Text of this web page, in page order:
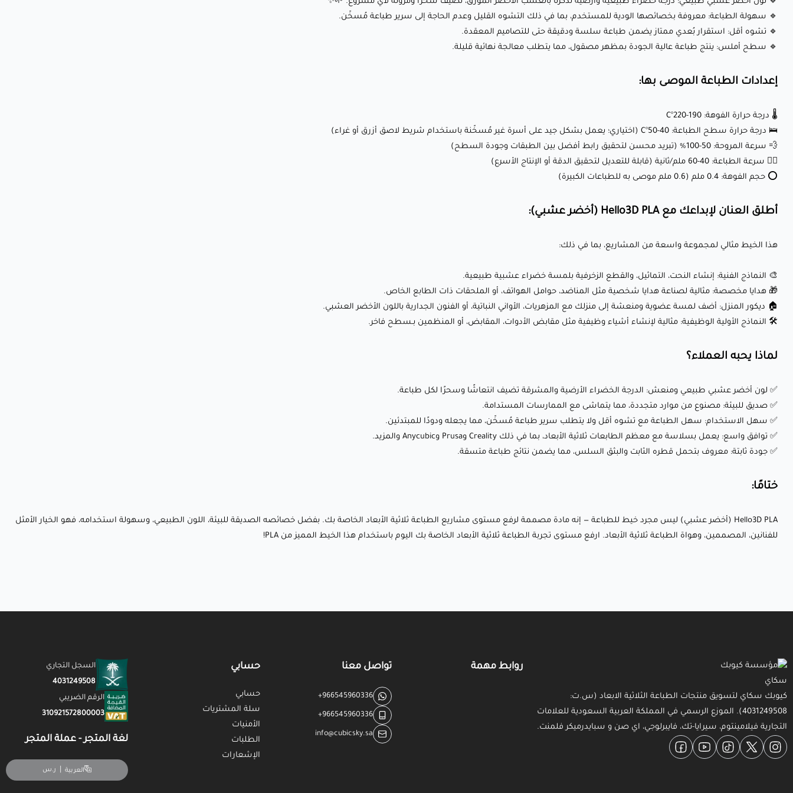
حتى للتصاميم المعقدة.
🔹 سطح أملس: ينتج طباعة عالية الجودة بمظهر مصقول، مما
يتطلب معالجة نهائية قليلة.
🌡️ درجة حرارة الفوهة: 190-220°C
أطلق العنان لإبداعك مع Hello3D PLA (أخضر
عشبي):
🎨 النماذج الفنية: إنشاء النحت، التماثيل، والقطع الزخرفية بلمسة
خضراء عشبية طبيعية.
🎁 هدايا مخصصة: مثالية لصناعة هدايا شخصية مثل المناضد،
العشبي.
🛠️ النماذج الأولية الوظيفية: مثالية لإنشاء أشياء وظيفية مثل
✅ صديق للبيئة: مصنوع من موارد متجددة، مما يتماشى مع
✅ سهل الاستخدام: سهل الطباعة مع تشوه أقل ولا يتطلب
سرير طباعة مُسخّن، مما يجعله ودودًا للمبتدئين.
🔹 سهولة الطباعة: معروفة بخصائصها الودية للمستخدم، بما في ذلك التشوه القليل وعدم الحاجة إلى سرير طباعة مُسخّن.
🔹 تشوه أقل: استقرار بُعدي ممتاز يضمن طباعة سلسة ودقيقة حتى للتصاميم المعقدة.
🔹 سطح أملس: ينتج طباعة عالية الجودة بمظهر مصقول، مما يتطلب معالجة نهائية قليلة.
إعدادات الطباعة الموصى بها:
🌡️ درجة حرارة الفوهة: 190-220°C
🛌 درجة حرارة سطح الطباعة: 40-50°C (اختياري؛ يعمل بشكل جيد على أسرة غير مُسخّنة باستخدام شريط لاصق أزرق أو غراء)
💨 سرعة المروحة: 50-100% (تبريد محسن لتحقيق رابط أفضل بين الطبقات وجودة السطح)
🏃‍♂️ سرعة الطباعة: 40-60 ملم/ثانية (قابلة للتعديل لتحقيق الدقة أو الإنتاج الأسرع)
⭕ حجم الفوهة: 0.4 ملم (0.6 ملم موصى به للطباعات الكبيرة)
أطلق العنان لإبداعك مع Hello3D PLA (أخضر عشبي):
هذا الخيط مثالي لمجموعة واسعة من المشاريع، بما في ذلك:
🎨 النماذج الفنية: إنشاء النحت، التماثيل، والقطع الزخرفية بلمسة خضراء عشبية طبيعية.
🎁 هدايا مخصصة: مثالية لصناعة هدايا شخصية مثل المناضد، حوامل الهواتف، أو الملحقات ذات الطابع الخاص.
🏠 ديكور المنزل: أضف لمسة عضوية ومنعشة إلى منزلك مع المزهريات، الأواني النباتية، أو الفنون الجدارية باللون الأخضر العشبي.
🛠️ النماذج الأولية الوظيفية: مثالية لإنشاء أشياء وظيفية مثل مقابض الأدوات، المقابض، أو المنظمين بـسطح فاخر.
لماذا يحبه العملاء؟
✅ لون أخضر عشبي طبيعي ومنعش: الدرجة الخضراء الأرضية والمشرقة تضيف انتعاشًا وسحرًا لكل طباعة.
✅ صديق للبيئة: مصنوع من موارد متجددة، مما يتماشى مع الممارسات المستدامة.
✅ سهل الاستخدام: سهل الطباعة مع تشوه أقل ولا يتطلب سرير طباعة مُسخّن، مما يجعله ودودًا للمبتدئين.
✅ توافق واسع: يعمل بسلاسة مع معظم الطابعات ثلاثية الأبعاد، بما في ذلك Creality وPrusa وAnycubic والمزيد.
✅ جودة ثابتة: معروف بتحمل قطره الثابت والبثق السلس، مما يضمن نتائج طباعة متسقة.
ختامًا:
Hello3D PLA (أخضر عشبي) ليس مجرد خيط للطباعة — إنه مادة مصممة لرفع مستوى مشاريع الطباعة ثلاثية الأبعاد الخاصة بك. بفضل خصائصه الصديقة للبيئة، اللون الطبيعي، وسهولة استخدامه، فهو الخيار الأمثل
للفنانين، المصممين، وهواة الطباعة ثلاثية الأبعاد. ارفع مستوى تجربة الطباعة ثلاثية الأبعاد الخاصة بك اليوم باستخدام هذا الخيط المميز من PLA!
كيوبك سكاي لتسويق منتجات الطباعة الثلاثية الابعاد (س.ت:
4031249508). الموزع الرسمي في المملكة العربية السعودية للعلامات
التجارية فيلامينتوم، سيرايا-تك، فايبرلوجي، اي صن و سبايدرميكر فلمنت.
Instagram
Twitter
TikTok
YouTube
Facebook
روابط مهمة تواصل معنا
+966545960336
+966545960336
info@cubicsky.sa
حسابي
حسابي
سلة المشتريات
الأمنيات
الطلبات
الإشعارات
السجل التجاري
4031249508
الرقم الضريبي
310921572800003
لغة المتجر - عملة المتجر
العربية ر.س